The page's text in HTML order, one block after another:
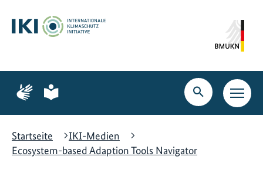
Hauptinhalt
springen
Suche
springen
Hauptnavigation
springen
Zur
Seite
Gebärdensprache
Zur
Seite
leichte
Suche
öffnen
Startseite
IKI-Medien
Ecosystem-based Adaption Tools Navigator